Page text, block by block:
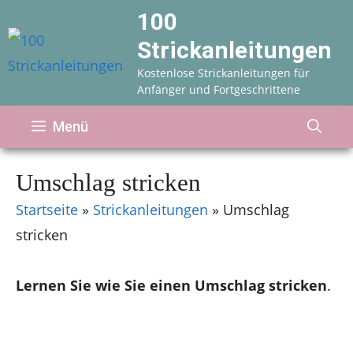
Inhalt
springen
100
Strickanleitungen
Kostenlose Strickanleitungen für
Anfänger und Fortgeschrittene
Menü
Umschlag stricken
Startseite » Strickanleitungen » Umschlag
stricken
Lernen Sie wie Sie einen Umschlag stricken.